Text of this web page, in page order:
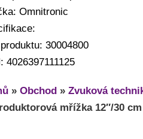
Omnitronic
30004800
4026397111125
» Obchod » Zvuková
mřížka 12″/30 cm